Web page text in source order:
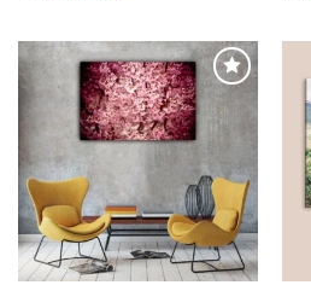
Adaugă
favorite